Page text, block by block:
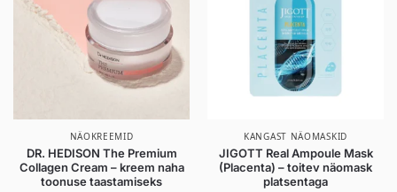
NÄOKREEMID
DR. HEDISON The Premium
Collagen Cream – kreem naha
toonuse taastamiseks
KANGAST NÄOMASKID
JIGOTT Real Ampoule Mask
(Placenta) – toitev näomask
platsentaga